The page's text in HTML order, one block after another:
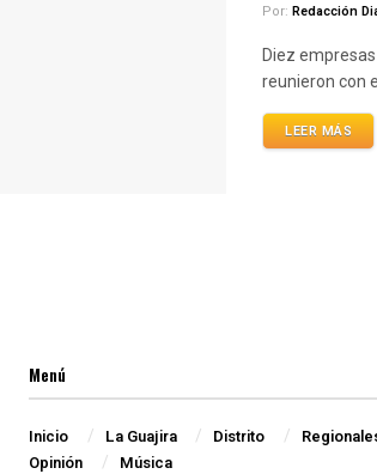
Por: Redacción
Diez
reunieron con
LEER MÁS
Menú
Inicio La Guajira Distrito
Opinión
Música